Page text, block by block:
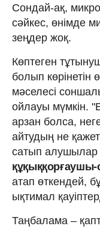
Сондай-ақ,
сәйкес, өнімде
зеңдер жоқ.
Көптеген
болып көрінетін
мәселесі
ойлауы мүмкін.
арзан болса,
айтудың не
сатып алушылар
атап өткендей,
ықтимал
Таңбалама –